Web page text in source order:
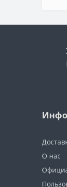
О нас